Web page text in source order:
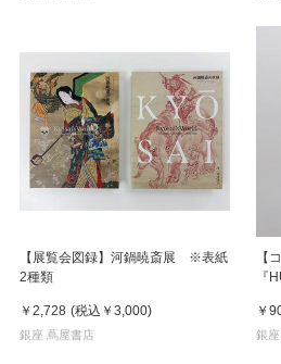
【展覧会図録】河鍋暁斎展 ※表紙
2種類
￥2,728 (税込 ￥3,000)
銀座 蔦屋書店
【
『
￥
銀